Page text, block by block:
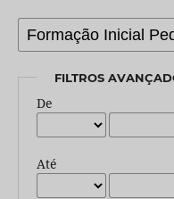
FILTROS
De
Até